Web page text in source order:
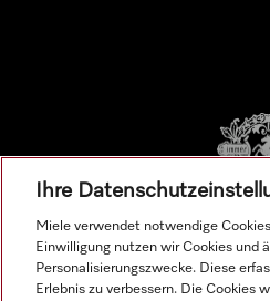
Ihre
Miele verwendet notwendige
Einwilligung nutzen wir Cookies und
Personalisierungszwecke. Diese
Erlebnis zu verbessern. Die Cookies